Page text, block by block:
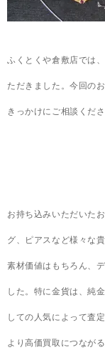
ふくとくや倉敷店では
ただきました。今回の
きっかけにご相談くだ
お持ち込みいただいた
グ、ピアスなど様々な
素材価値はもちろん、
した。特に金貨は、純
しての人気によって査
より高価買取につなが